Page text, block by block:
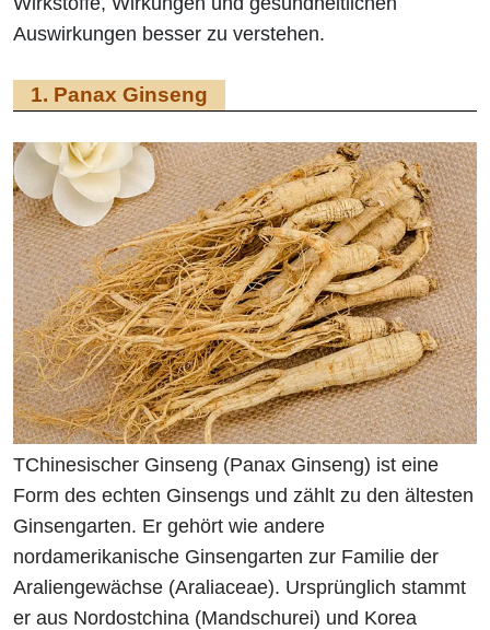
Auswirkungen besser zu verstehen.
1. Panax Ginseng
TChinesischer Ginseng (Panax Ginseng) ist eine
Form des echten Ginsengs und zählt zu den ältesten
Ginsengarten. Er gehört wie andere
nordamerikanische Ginsengarten zur Familie der
Araliengewächse (Araliaceae). Ursprünglich stammt
er aus Nordostchina (Mandschurei) und Korea